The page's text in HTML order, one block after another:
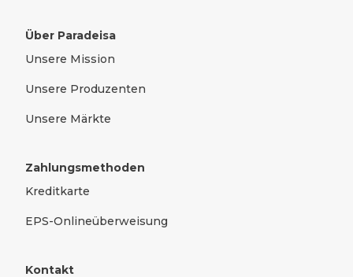
Über Paradeisa
Unsere Mission
Unsere Produzenten
Unsere Märkte
Zahlungsmethoden
Kreditkarte
EPS-Onlineüberweisung
Kontakt